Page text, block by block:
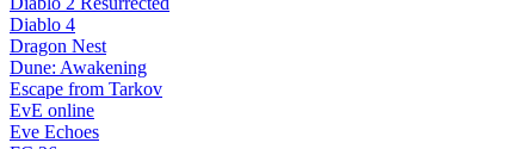
Diablo 4
Dragon Nest
Dune: Awakening
Escape from Tarkov
EvE online
Eve Echoes